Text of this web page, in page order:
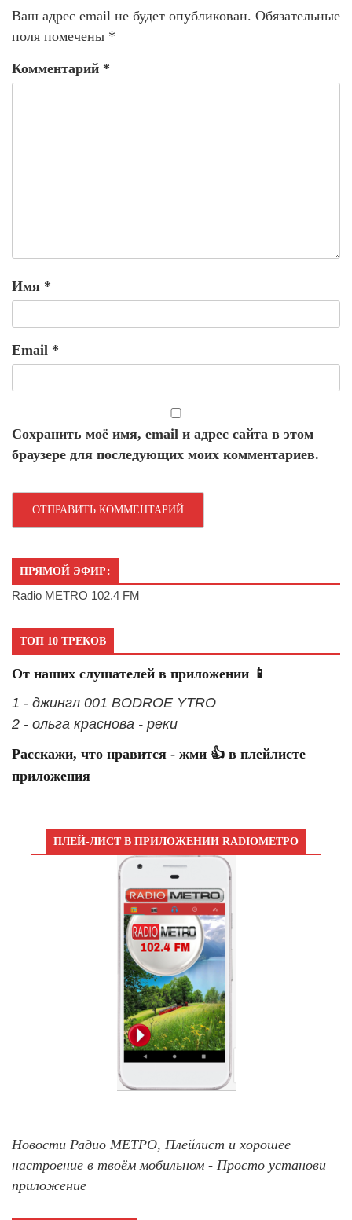
Ваш адрес email не будет опубликован. Обязательные
поля помечены *
Комментарий *
Имя *
Email *
Сохранить моё имя, email и адрес сайта в этом
браузере для последующих моих комментариев.
ПРЯМОЙ ЭФИР:
Radio METRO 102.4 FM
ТОП 10 ТРЕКОВ
От наших слушателей в приложении 📱
1 - джингл 001 BODROE YTRO
2 - ольга краснова - реки
Расскажи, что нравится - жми 👍 в плейлисте
приложения
ПЛЕЙ-ЛИСТ В ПРИЛОЖЕНИИ RADIOМЕТРО
Новости Радио МЕТРО, Плейлист и хорошее
настроение в твоём мобильном - Просто установи
приложение